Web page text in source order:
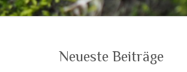
Neueste Beiträge